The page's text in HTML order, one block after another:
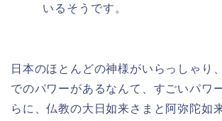
いるそうです。
日本のほとんどの神様がいらっしゃり
でのパワーがあるなんて、すごいパワ
らに、仏教の大日如来さまと阿弥陀如